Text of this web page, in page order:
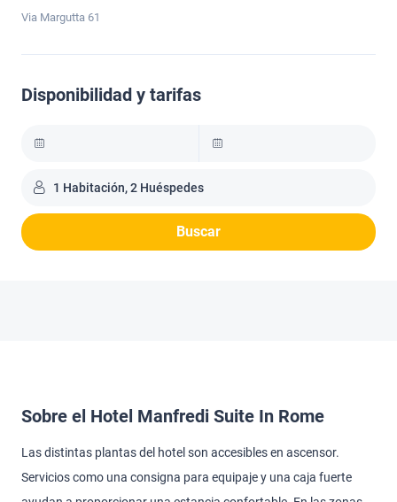
Via Margutta 61
Disponibilidad y tarifas
1 Habitación, 2 Huéspedes
Buscar
Sobre el Hotel Manfredi Suite In Rome
Las distintas plantas del hotel son accesibles en ascensor.
Servicios como una consigna para equipaje y una caja fuerte